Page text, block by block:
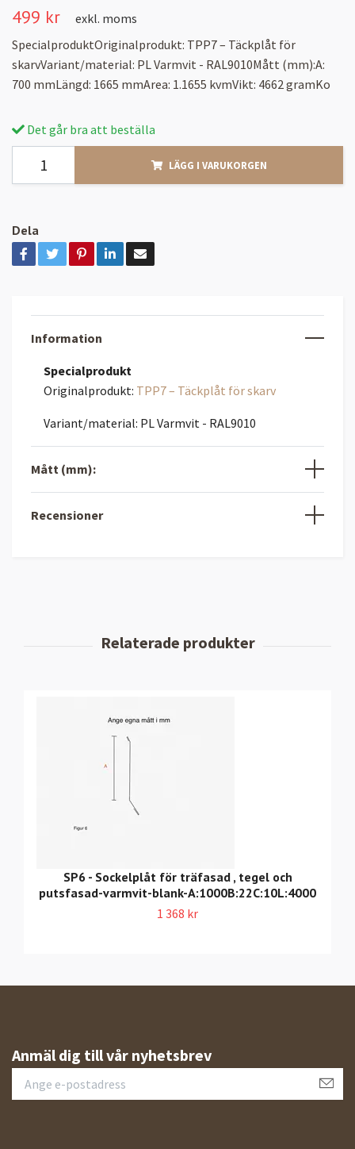
499 kr
exkl. moms
SpecialproduktOriginalprodukt: TPP7 – Täckplåt för
skarvVariant/material: PL Varmvit - RAL9010Mått (mm):A:
700 mmLängd: 1665 mmArea: 1.1655 kvmVikt: 4662 gramKo
Det går bra att beställa
LÄGG I VARUKORGEN
Dela
Information
Specialprodukt
Originalprodukt: TPP7 – Täckplåt för skarv
Variant/material: PL Varmvit - RAL9010
Mått (mm):
Recensioner
SP6 - Sockelplåt för träfasad , tegel och
putsfasad-varmvit-blank-A:1000B:22C:10L:4000
1 368 kr
Anmäl dig till vår nyhetsbrev